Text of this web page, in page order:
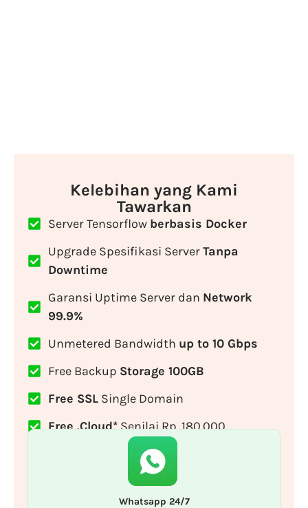
Kelebihan yang Kami
Tawarkan
Server Tensorflow berbasis Docker
Upgrade Spesifikasi ServerTanpa
Downtime
Garansi Uptime Server dan Network
99.9%
Unmetered Bandwidth up to 10 Gbps
Free Backup Storage 100GB
Free SSL Single Domain
Free .Cloud*Senilai Rp. 180.000
Whatsapp 24/7